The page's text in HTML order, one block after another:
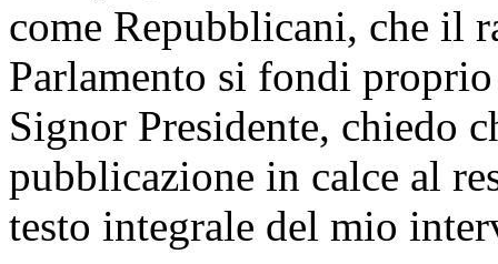
come Repubblicani, che il
Parlamento si fondi
Signor Presidente, chiedo
pubblicazione in calce al
testo integrale del mio